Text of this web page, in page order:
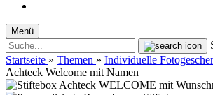
Menü
Startseite » Themen » Individuelle
Achteck Welcome mit Namen